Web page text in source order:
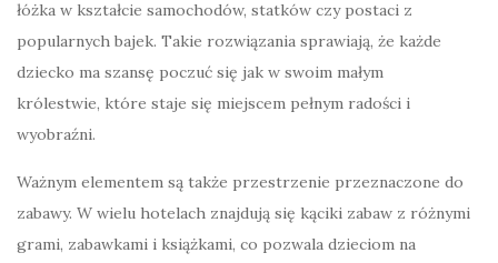
łóżka w kształcie samochodów, statków czy postaci z
popularnych bajek. Takie rozwiązania sprawiają, że każde
dziecko ma szansę poczuć się jak w swoim małym
królestwie, które staje się miejscem pełnym radości i
wyobraźni.
Ważnym elementem są także przestrzenie przeznaczone do
zabawy. W wielu hotelach znajdują się kąciki zabaw z różnymi
grami, zabawkami i książkami, co pozwala dzieciom na